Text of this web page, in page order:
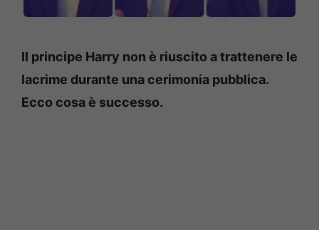
Il principe Harry non è riuscito a trattenere le
lacrime durante una cerimonia pubblica.
Ecco cosa è successo.